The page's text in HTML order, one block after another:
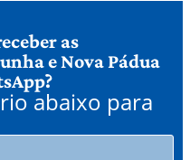
as
e Nova Pádua
abaixo para